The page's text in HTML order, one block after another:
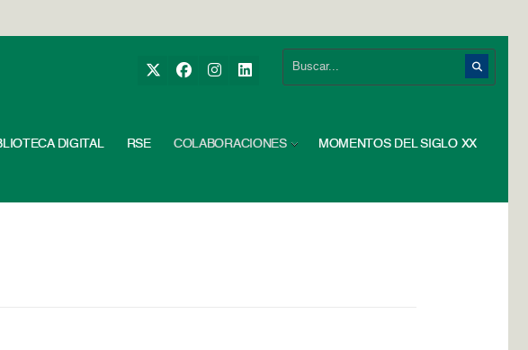
DIGITAL RSE COLABORACIONES MOMENTOS DEL SIGLO XX